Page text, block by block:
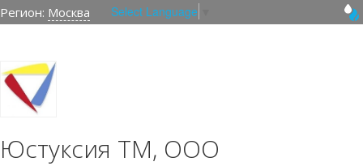
Регион: Москва Select Language
Юстуксия ТМ, ООО